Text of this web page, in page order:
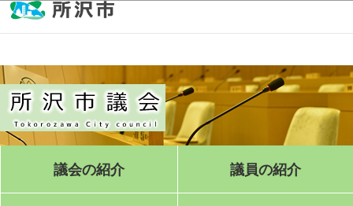
このページの本文へ移動
議会の紹介 議員の紹介